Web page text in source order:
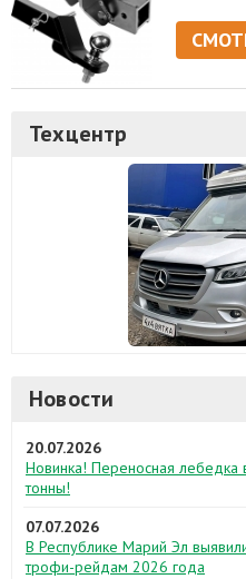
Техцентр
Новости
20.07.2026
Новинка! Переносная лебедка
тонны!
07.07.2026
В Республике Марий Эл
трофи-рейдам 2026 года